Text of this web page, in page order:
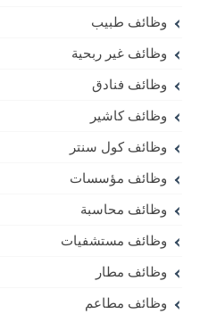
وظائف طبيب
وظائف غير ربحية
وظائف فنادق
وظائف كاشير
وظائف كول سنتر
وظائف مؤسسات
وظائف محاسبة
وظائف مستشفيات
وظائف مطار
وظائف مطاعم